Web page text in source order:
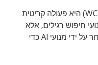
הקפדה על תקני נגישות (כמו WCAG) היא פעולה קריטית
חיפוש רגילים, אלא
גם את הסיכוי שהתוכן שלכם ייבחר על ידי מנועי AI כדי